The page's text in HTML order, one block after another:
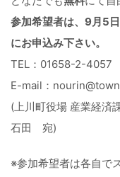
参加希望者は、9月5
にお申込み下さい。
TEL：01658-2-4057
E-mail：
(上川町役場 産業経済
石田 宛)
※参加希望者は各自で